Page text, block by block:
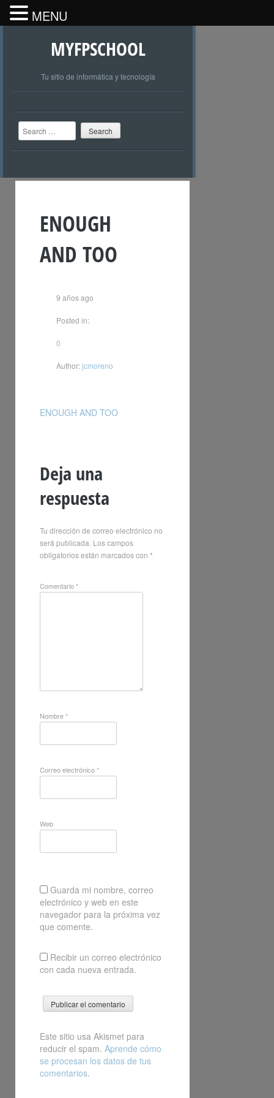
MYFPSCHOOL
Tu sitio de informática y tecnología
Search
ENOUGH
AND TOO
9 años ago
Posted in:
0
Author:jcmoreno
ENOUGH AND TOO
Deja una
respuesta
Tu dirección de correo electrónico no
será publicada. Los campos
obligatorios están marcados con *
Comentario*
Nombre*
Correo electrónico*
Web
Guarda mi nombre, correo
electrónico y web en este
navegador para la próxima vez
que comente.
Recibir un correo electrónico
con cada nueva entrada.
Este sitio usa Akismet para
reducir el spam. Aprende cómo
se procesan los datos de tus
comentarios.
MENU